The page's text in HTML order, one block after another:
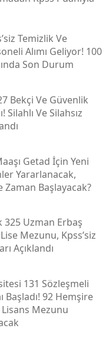
Temizlik Ve
Alımı Geliyor! 100
Son Durum
Bekçi Ve Güvenlik
Silahlı Ve Silahsız
Getad İçin Yeni
Yararlanacak,
Zaman Başlayacak?
325 Uzman Erbaş
Lise Mezunu, Kpss’siz
Açıklandı
131 Sözleşmeli
Başladı! 92 Hemşire
Mezunu